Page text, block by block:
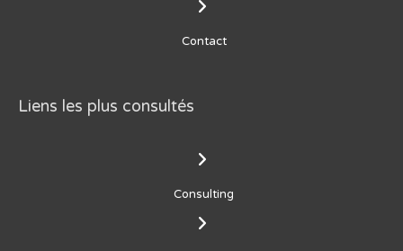
Contact
Liens les plus consultés
Consulting